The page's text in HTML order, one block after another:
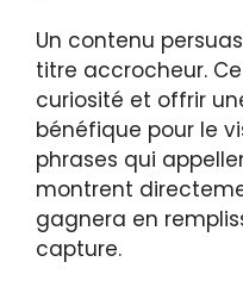
Un contenu
titre accrocheur.
curiosité et offrir
bénéfique pour le
phrases qui
montrent
gagnera en
capture.